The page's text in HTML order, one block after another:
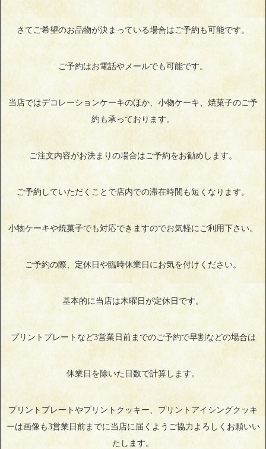
さてご希望のお品物が決まっている場合はご予約も可能です。
ご予約はお電話やメールでも可能です。
当店ではデコレーションケーキのほか、小物ケーキ、焼菓子のご予
約も承っております。
ご注文内容がお決まりの場合はご予約をお勧めします。
ご予約していただくことで店内での滞在時間も短くなります。
小物ケーキや焼菓子でも対応できますのでお気軽にご利用下さい。
ご予約の際、定休日や臨時休業日にお気を付けください。
基本的に当店は木曜日が定休日です。
プリントプレートなど3営業日前までのご予約で早割などの場合は
休業日を除いた日数で計算します。
プリントプレートやプリントクッキー、プリントアイシングクッキ
ーは画像も3営業日前までに当店に届くようご協力よろしくお願いい
たします。